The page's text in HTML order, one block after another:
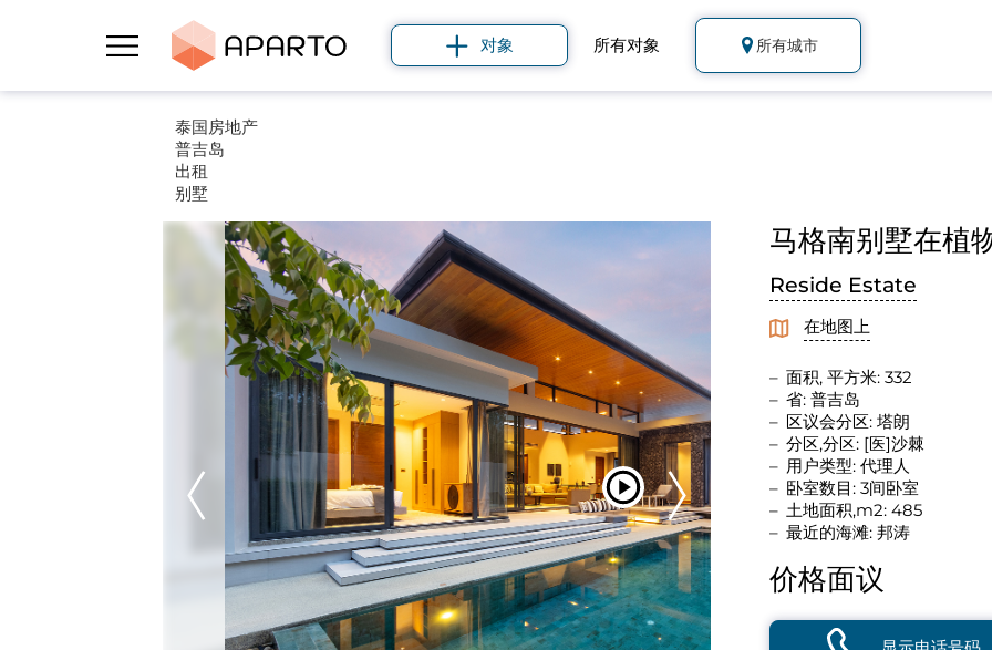
对象 所有对象 所有城市
泰国房地产
普吉岛
出租
别墅
马格南别墅在植
Reside Estate
在地图上
面积, 平方米: 332
省: 普吉岛
区议会分区: 塔朗
分区,分区: [医]沙棘
用户类型: 代理人
卧室数目: 3间卧室
土地面积,m2: 485
最近的海滩: 邦涛
价格面议